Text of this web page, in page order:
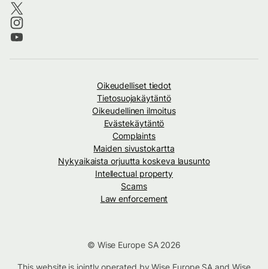
Oikeudelliset tiedot
Tietosuojakäytäntö
Oikeudellinen ilmoitus
Evästekäytäntö
Complaints
Maiden sivustokartta
Nykyaikaista orjuutta koskeva lausunto
Intellectual property
Scams
Law enforcement
© Wise Europe SA 2026
This website is jointly operated by Wise Europe SA and Wise